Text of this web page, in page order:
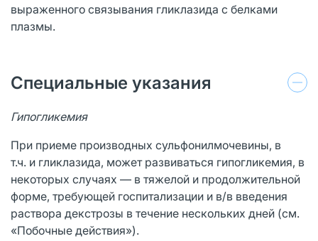
выраженного связывания гликлазида с белками
плазмы.
Специальные указания
Гипогликемия
При приеме производных сульфонилмочевины, в
т.ч. и гликлазида, может развиваться гипогликемия, в
некоторых случаях — в тяжелой и продолжительной
форме, требующей госпитализации и в/в введения
раствора декстрозы в течение нескольких дней (см.
«Побочные действия»).